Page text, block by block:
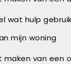
wat hulp
mijn woning
maken van een